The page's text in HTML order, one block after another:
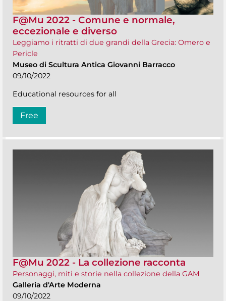
F@Mu 2022 - Comune e normale,
eccezionale e diverso
Leggiamo i ritratti di due grandi della Grecia: Omero e
Pericle
Museo di Scultura Antica Giovanni Barracco
09/10/2022
Educational resources for all
Free
F@Mu 2022 - La collezione racconta
Personaggi, miti e storie nella collezione della GAM
Galleria d'Arte Moderna
09/10/2022